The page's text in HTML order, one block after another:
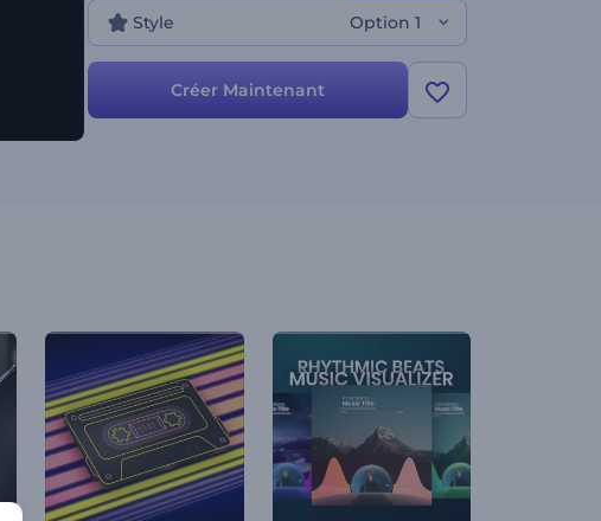
symphonie de formes liquides. Idéal pour les
promotions musicales, les nouvelles sorties de
single, les chaînes YouTube et bien d'autres projets.
Essayez-le dès maintenant !
Style Option 1
Créer Maintenant